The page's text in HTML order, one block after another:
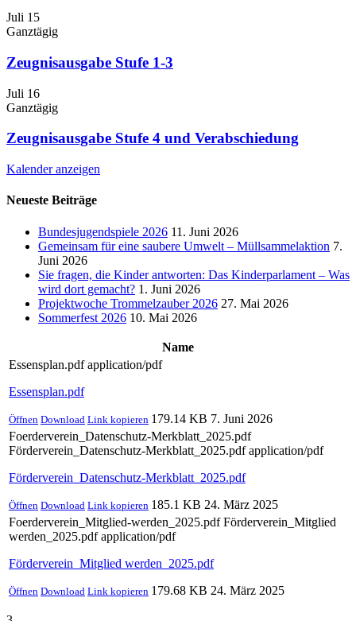
Juli 15
Ganztägig
Zeugnisausgabe Stufe 1-3
Juli 16
Ganztägig
Zeugnisausgabe Stufe 4 und Verabschiedung
Kalender anzeigen
Neueste Beiträge
Bundesjugendspiele 2026 11. Juni 2026
Gemeinsam für eine saubere Umwelt – Müllsammelaktion 7.
Juni 2026
Sie fragen, die Kinder antworten: Das Kinderparlament – Was
wird dort gemacht? 1. Juni 2026
Projektwoche Trommelzauber 2026 27. Mai 2026
Sommerfest 2026 10. Mai 2026
Name
Essensplan.pdf application/pdf
Essensplan.pdf
Öffnen Download Link kopieren 179.14 KB 7. Juni 2026
Foerderverein_Datenschutz-Merkblatt_2025.pdf
Förderverein_Datenschutz-Merkblatt_2025.pdf application/pdf
Förderverein_Datenschutz-Merkblatt_2025.pdf
Öffnen Download Link kopieren 185.1 KB 24. März 2025
Foerderverein_Mitglied-werden_2025.pdf Förderverein_Mitglied
werden_2025.pdf application/pdf
Förderverein_Mitglied werden_2025.pdf
Öffnen Download Link kopieren 179.68 KB 24. März 2025